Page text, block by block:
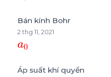
Bán kính Bohr
2 thg 11, 2021
a0
Áp suất khí quyển